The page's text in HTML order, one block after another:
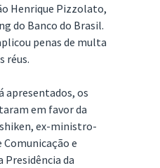
Henrique Pizzolato,
do Banco do Brasil.
penas de multa
réus.
apresentados, os
em favor da
ex-ministro-
Comunicação e
Presidência da